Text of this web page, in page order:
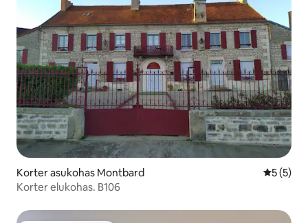
Korter asukohas Montbard
5 (5)
Korter elukohas. B106